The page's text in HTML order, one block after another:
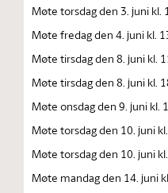
Møte torsdag den 3. juni kl.
Møte fredag den 4. juni kl.
Møte tirsdag den 8. juni kl.
Møte tirsdag den 8. juni kl.
Møte onsdag den 9. juni kl.
Møte torsdag den 10. juni
Møte torsdag den 10. juni
Møte mandag den 14. juni